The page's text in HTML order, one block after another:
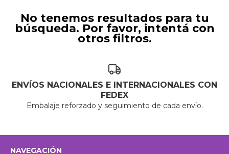
No tenemos resultados para tu
búsqueda. Por favor, intentá con
otros filtros.
ENVÍOS NACIONALES E INTERNACIONALES CON
FEDEX
Embalaje reforzado y seguimiento de cada envío.
NAVEGACIÓN